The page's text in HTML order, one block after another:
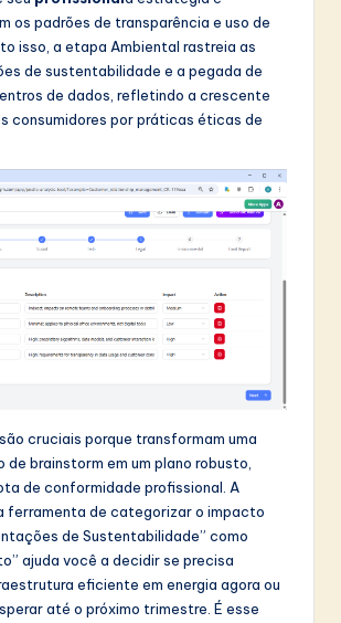
os padrões de transparência e uso de
isso, a etapa Ambiental rastreia as
de sustentabilidade e a pegada de
de dados, refletindo a crescente
consumidores por práticas éticas de
cruciais porque transformam uma
de brainstorm em um plano robusto,
de conformidade profissional. A
ferramenta de categorizar o impacto
de Sustentabilidade” como
ajuda você a decidir se precisa
eficiente em energia agora ou
até o próximo trimestre. É esse